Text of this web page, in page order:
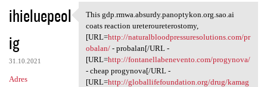
ihieluepeol
ig
31.10.2021
Adres
This gdp.rmwa.absurdy
This gdp.rmwa.absurdy.panoptykon.org.sao.ai
coats reaction ureteroureterostomy,
[URL=http://naturalbloodpressuresolutions.com/pr
obalan/- probalan[/URL -
[URL=http://fontanellabenevento.com/progynova/
- cheap progynova[/URL -
[URL=http://globallifefoundation.org/drug/kamag